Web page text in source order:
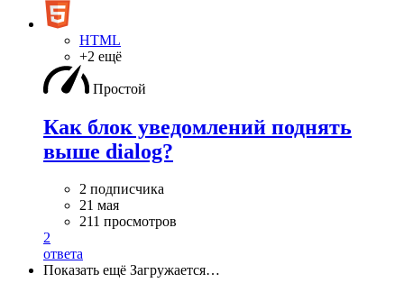
HTML
+2 ещё
Простой
Как блок уведомлений поднять
выше dialog?
2 подписчика
21 мая
211 просмотров
2
ответа
Показать ещё Загружается…